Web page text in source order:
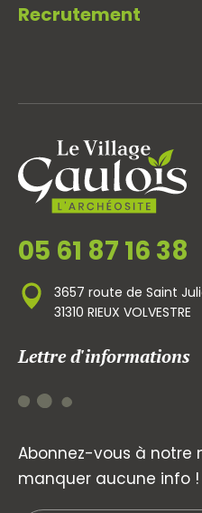
Recrutement
05 61 87 16 38
3657 route de Saint
31310 RIEUX VOLVESTRE
Lettre d'informations
Abonnez-vous à notre
manquer aucune info !